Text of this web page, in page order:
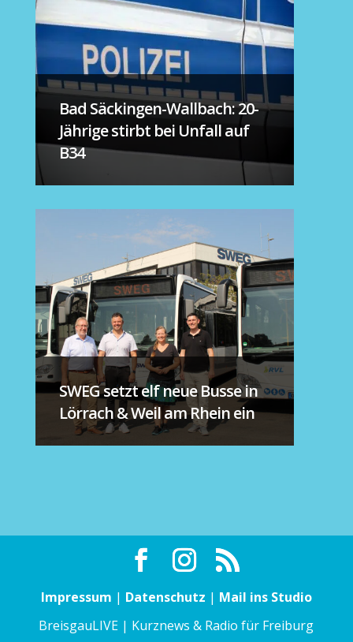
Bad Säckingen-Wallbach: 20-
Jährige stirbt bei Unfall auf
B34
SWEG setzt elf neue Busse in
Lörrach & Weil am Rhein ein
Impressum | Datenschutz | Mail ins Studio
BreisgauLIVE | Kurznews & Radio für Freiburg